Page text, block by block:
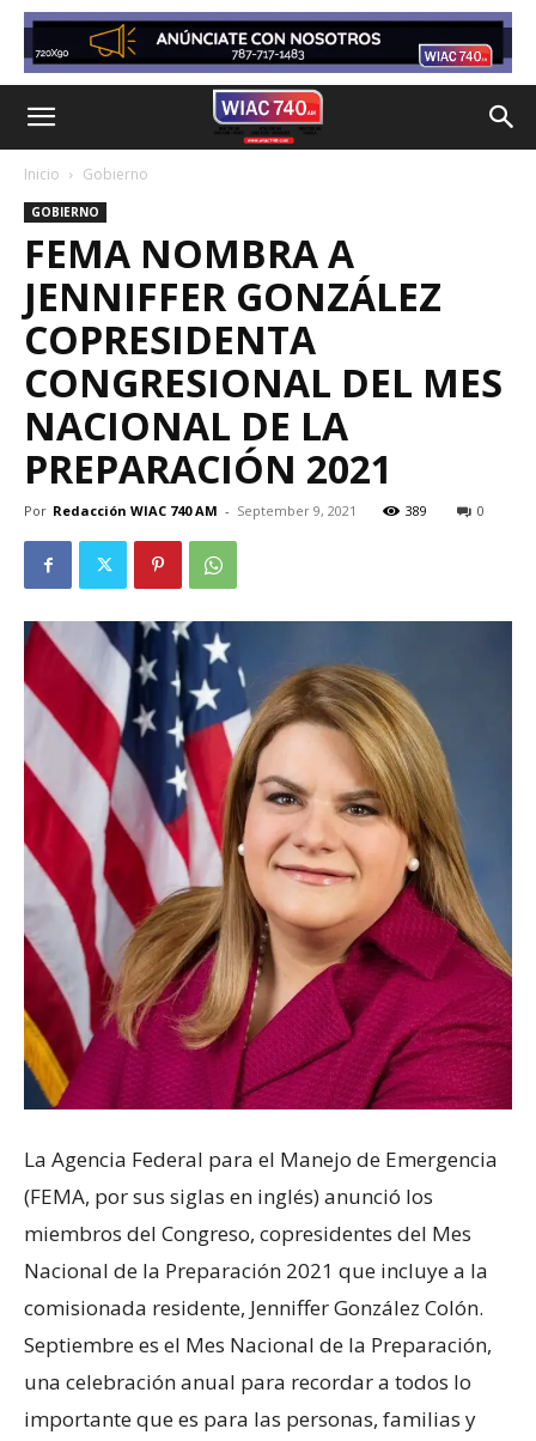
Inicio Gobierno
GOBIERNO
FEMA NOMBRA A
JENNIFFER GONZÁLEZ
COPRESIDENTA
CONGRESIONAL DEL MES
NACIONAL DE LA
PREPARACIÓN 2021
Por Redacción WIAC 740 AM - September 9, 2021 389 0
La Agencia Federal para el Manejo de Emergencia
(FEMA, por sus siglas en inglés) anunció los
miembros del Congreso, copresidentes del Mes
Nacional de la Preparación 2021 que incluye a la
comisionada residente, Jenniffer González Colón.
Septiembre es el Mes Nacional de la Preparación,
una celebración anual para recordar a todos lo
importante que es para las personas, familias y